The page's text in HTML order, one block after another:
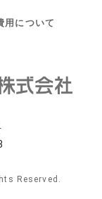
用について
Reserved.